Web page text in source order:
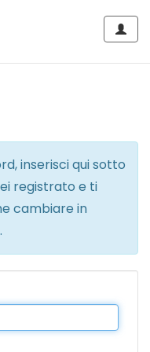
inserisci qui sotto
registrato e ti
cambiare in